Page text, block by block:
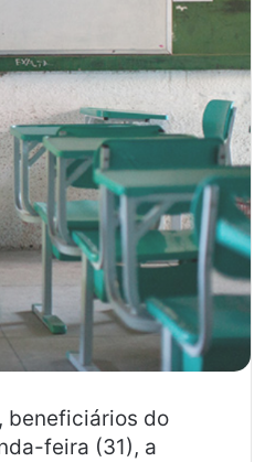
beneficiários do
feira (31), a